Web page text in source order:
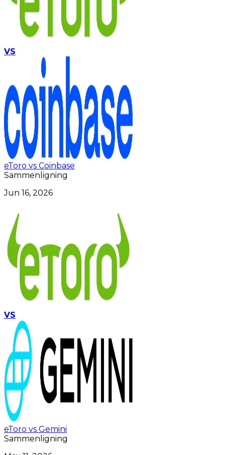
VS
eToro vs Coinbase
Sammenligning
Jun 16, 2026
VS
eToro vs Gemini
Sammenligning